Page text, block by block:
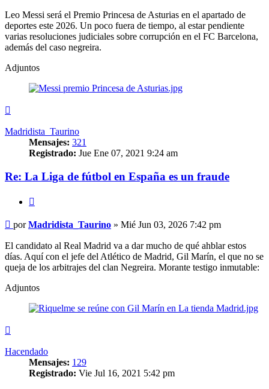
Leo Messi será el Premio Princesa de Asturias en el apartado de
deportes este 2026. Un poco fuera de tiempo, al estar pendiente
varias resoluciones judiciales sobre corrupción en el FC Barcelona,
además del caso negreira.
Adjuntos
Madridista_Taurino
Mensajes: 321
Registrado: Jue Ene 07, 2021 9:24 am
Re: La Liga de fútbol en España es un fraude
Mensaje
porMadridista_Taurino » Mié Jun 03, 2026 7:42 pm
El candidato al Real Madrid va a dar mucho de qué ahblar estos
días. Aquí con el jefe del Atlético de Madrid, Gil Marín, el que no se
queja de los arbitrajes del clan Negreira. Morante testigo inmutable:
Adjuntos
Hacendado
Mensajes: 129
Registrado: Vie Jul 16, 2021 5:42 pm